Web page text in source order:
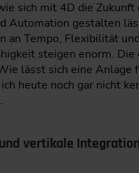
sich mit 4D die
Automation gestalten
an Tempo, Flexibilität und
steigen enorm. Die
lässt sich eine Anlage
heute noch gar nicht
vertikale Integration